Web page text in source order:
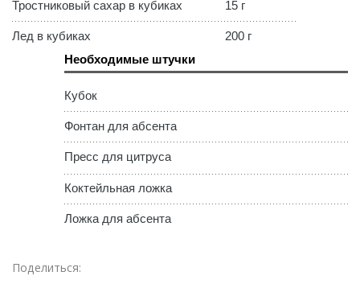
Тростниковый сахар в кубиках 15 г
Лед в кубиках 200 г
Необходимые штучки
Кубок
Фонтан для абсента
Пресс для цитруса
Коктейльная ложка
Ложка для абсента
Поделиться: